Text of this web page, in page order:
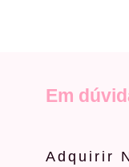
Em
Adquirir